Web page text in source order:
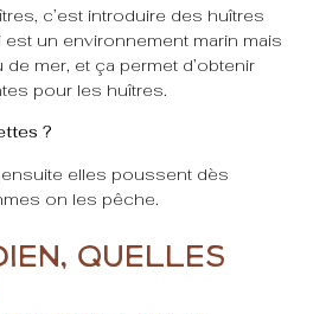
c’est introduire des huîtres
un environnement marin mais
de mer, et ça permet d’obtenir
pour les huîtres.
?
elles poussent dès
on les pêche.
quelles